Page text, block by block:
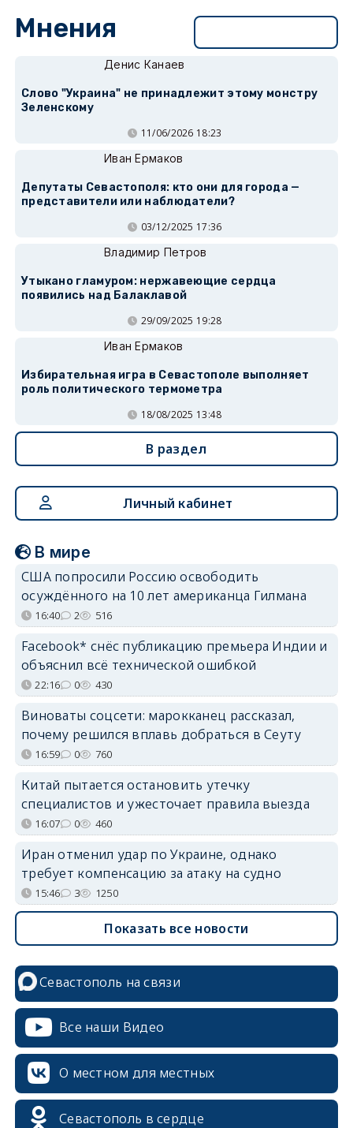
Мнения
Денис Канаев
Слово "Украина" не принадлежит этому монстру
Зеленскому
11/06/2026 18:23
Иван Ермаков
Депутаты Севастополя: кто они для города —
представители или наблюдатели?
03/12/2025 17:36
Владимир Петров
Утыкано гламуром: нержавеющие сердца
появились над Балаклавой
29/09/2025 19:28
Иван Ермаков
Избирательная игра в Севастополе выполняет
роль политического термометра
18/08/2025 13:48
В раздел
Личный кабинет
В мире
США попросили Россию освободить
осуждённого на 10 лет американца Гилмана
16:40 2 516
Facebook* снёс публикацию премьера Индии и
объяснил всё технической ошибкой
22:16 0 430
Виноваты соцсети: марокканец рассказал,
почему решился вплавь добраться в Сеуту
16:59 0 760
Китай пытается остановить утечку
специалистов и ужесточает правила выезда
16:07 0 460
Иран отменил удар по Украине, однако
требует компенсацию за атаку на судно
15:46 3 1250
Показать все новости
Севастополь на связи
Все наши Видео
О местном для местных
Севастополь в сердце